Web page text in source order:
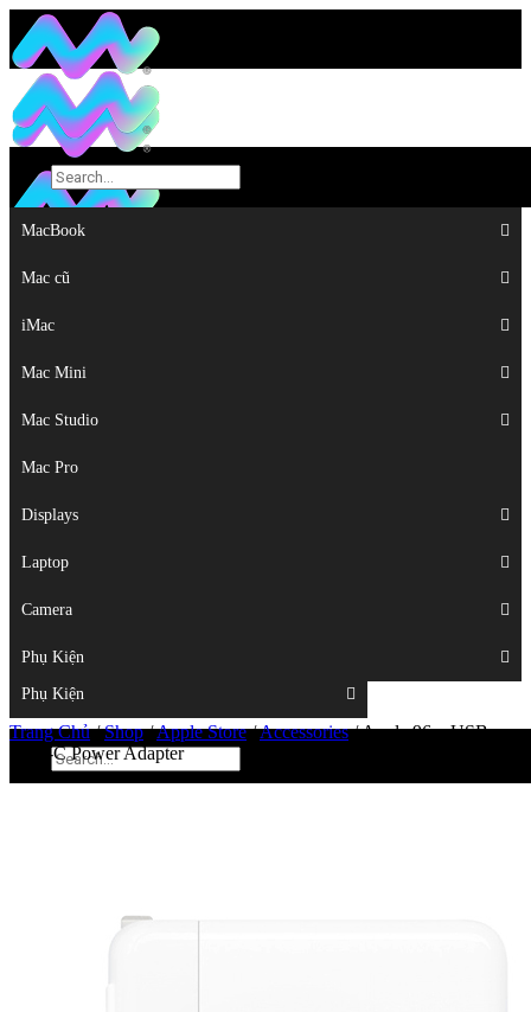
MacBook
Mac cũ
iMac
Mac Mini
Mac Studio
Mac Pro
Displays
Laptop
Camera
Phụ Kiện
MacBook
Mac cũ
iMac
Mac Mini
Mac Studio
Mac Pro
Displays
Laptop
Camera
Phụ Kiện
Top
Trang Chủ/Shop/Apple Store/Accessories/Apple 96w USB
Type-C Power Adapter